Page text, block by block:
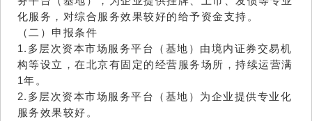
化服务，对综合服务效果较好的给予资金支持。
（二）申报条件
1.多层次资本市场服务平台（基地）由境内证券交易机
构等设立，在北京有固定的经营服务场所，持续运营满
1年。
2.多层次资本市场服务平台（基地）为企业提供专业化
服务效果较好。